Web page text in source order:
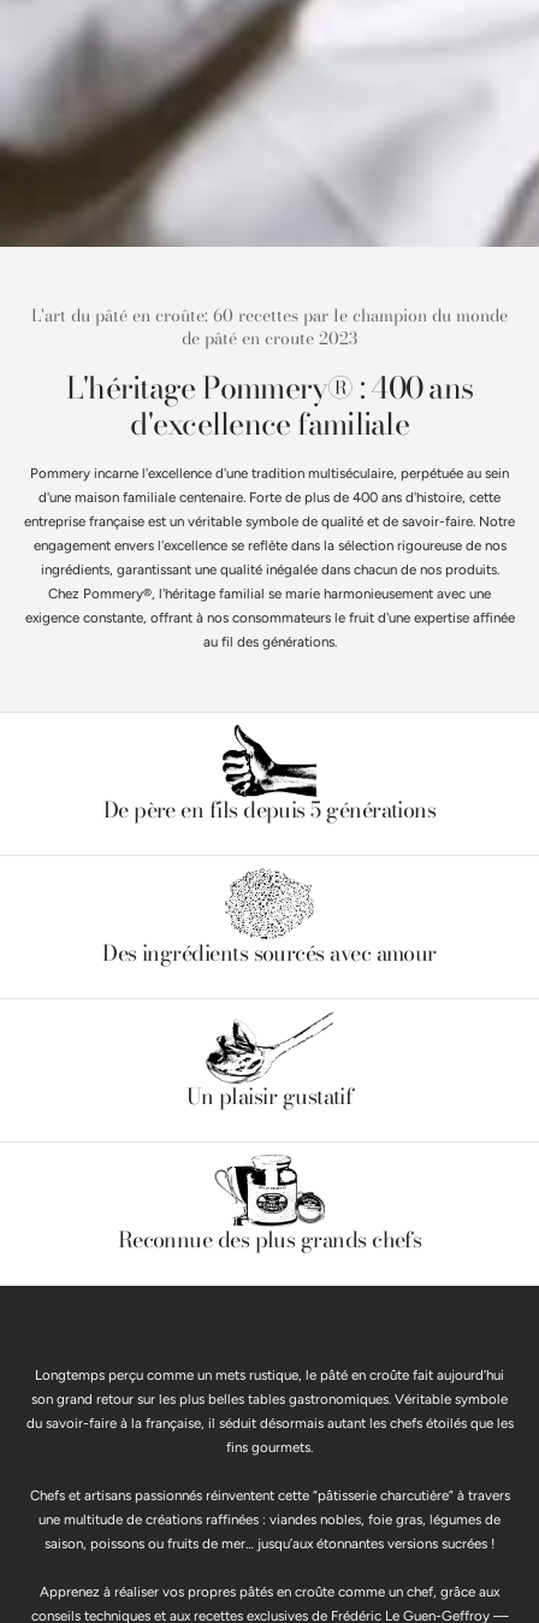
pâté
en
croûte:
recettes
par
champion
du
monde
en
en
croûte:
60
recettes
par
le
champion
monde
en
croute
L'art du pâté en croûte: 60 recettes par le champion du monde
de pâté en croute 2023
L'héritage Pommery® : 400 ans
d'excellence familiale
Pommery incarne l'excellence d'une tradition multiséculaire, perpétuée au sein
d'une maison familiale centenaire. Forte de plus de 400 ans d'histoire, cette
entreprise française est un véritable symbole de qualité et de savoir-faire. Notre
engagement envers l'excellence se reflète dans la sélection rigoureuse de nos
ingrédients, garantissant une qualité inégalée dans chacun de nos produits.
Chez Pommery®, l'héritage familial se marie harmonieusement avec une
exigence constante, offrant à nos consommateurs le fruit d'une expertise affinée
au fil des générations.
De père en fils depuis 5 générations
Des ingrédients sourcés avec amour
Un plaisir gustatif
Reconnue des plus grands chefs
Longtemps perçu comme un mets rustique, le pâté en croûte fait aujourd’hui
son grand retour sur les plus belles tables gastronomiques. Véritable symbole
du savoir-faire à la française, il séduit désormais autant les chefs étoilés que les
fins gourmets.
Chefs et artisans passionnés réinventent cette “pâtisserie charcutière” à travers
une multitude de créations raffinées : viandes nobles, foie gras, légumes de
saison, poissons ou fruits de mer… jusqu’aux étonnantes versions sucrées !
Apprenez à réaliser vos propres pâtés en croûte comme un chef, grâce aux
conseils techniques et aux recettes exclusives de Frédéric Le Guen-Geffroy —